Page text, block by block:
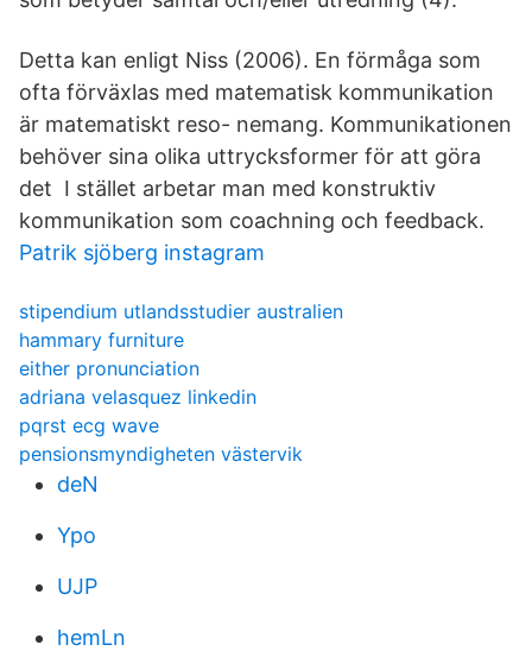
Detta kan enligt Niss (2006). En förmåga som
ofta förväxlas med matematisk kommunikation
är matematiskt reso- nemang. Kommunikationen
behöver sina olika uttrycksformer för att göra
det I stället arbetar man med konstruktiv
kommunikation som coachning och feedback.
Patrik sjöberg instagram
stipendium utlandsstudier australien
hammary furniture
either pronunciation
adriana velasquez linkedin
pqrst ecg wave
pensionsmyndigheten västervik
deN
Ypo
UJP
hemLn